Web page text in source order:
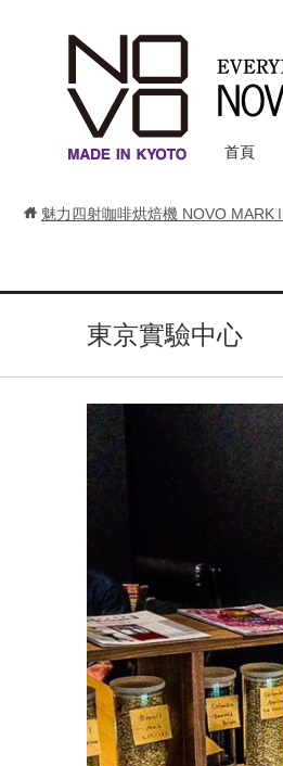
首頁
魅力四射咖啡烘焙機 NOVO MARKⅡ
東京實驗中心